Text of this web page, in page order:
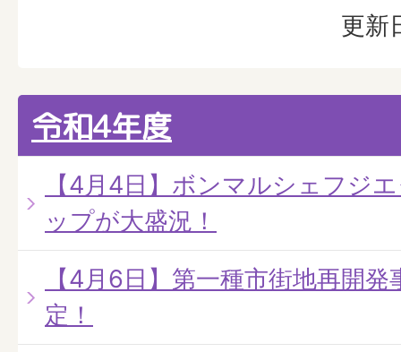
更新
令和4年度
【4月4日】ボンマルシェフジ
ップが大盛況！
【4月6日】第一種市街地再開
定！